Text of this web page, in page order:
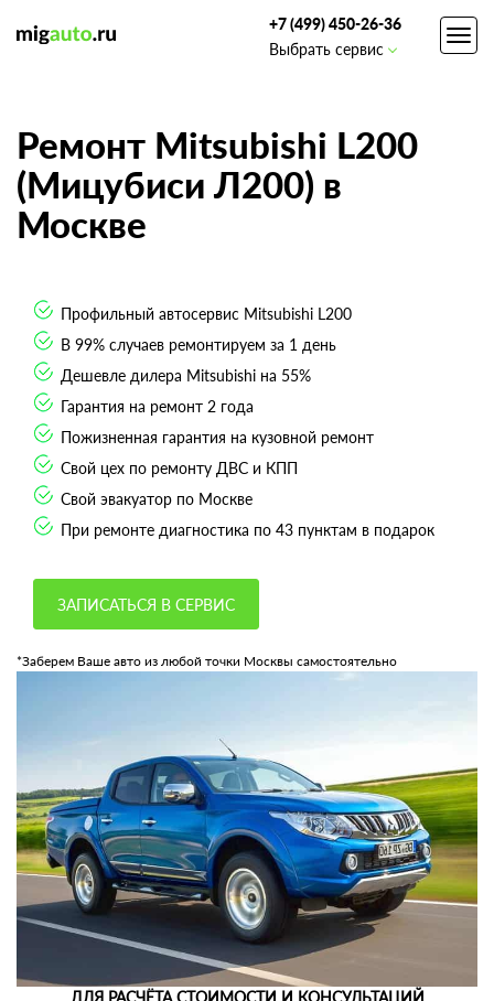
+7 (499) 450-26-36
Выбрать сервис
Ремонт Mitsubishi L200
(Мицубиси Л200) в
Москве
Профильный автосервис Mitsubishi L200
В 99% случаев ремонтируем за 1 день
Дешевле дилера Mitsubishi на 55%
Гарантия на ремонт 2 года
Пожизненная гарантия на кузовной ремонт
Свой цех по ремонту ДВС и КПП
Свой эвакуатор по Москве
При ремонте диагностика по 43 пунктам в подарок
ЗАПИСАТЬСЯ В СЕРВИС
*Заберем Ваше авто из любой точки Москвы самостоятельно